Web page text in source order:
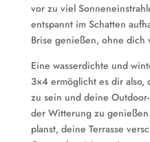
vor zu viel
entspannt im Schatten
Brise genießen, ohne dich
Eine wasserdichte und
3×4 ermöglicht es dir also,
zu sein und deine
der Witterung zu
planst, deine Terrasse